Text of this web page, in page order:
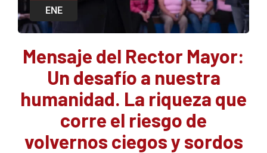
ENE
Mensaje del Rector Mayor:
Un desafío a nuestra
humanidad. La riqueza que
corre el riesgo de
volvernos ciegos y sordos